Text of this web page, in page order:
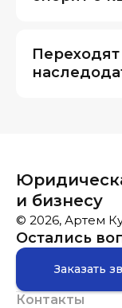
и бизнесу
© 2026, Артем
Остались
Заказать
Контакты